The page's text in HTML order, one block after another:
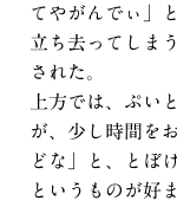
てやがんでぃ」
立ち去ってしま
された。
上方では、ぷい
が、少し時間を
どな」と、とぼ
というものが好